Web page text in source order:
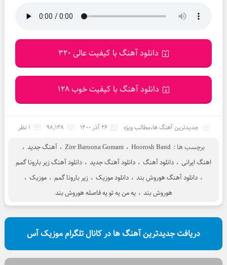
دانلود آهنگ با کیفیت عالی 320
دانلود آهنگ با کیفیت خوب 128
جدیدترین آهنگ ها،مطالب ویژه 26 آذر 1400 98,138 1 نظر
برچسب ها : Hoorosh Band ، Zire Baroona Gomam ، آهنگ جدید ،
اهنگ ایرانی ، دانلود آهنگ ، دانلود آهنگ جدید ، دانلود آهنگ زیر بارونا گمم
، دانلود آهنگ هوروش بند ، دانلود موزیک ، زیر بارونا گمم ، موزیک ،
هوروش بند ، یه من یه تو یه فاصله هوروش بند
دریافت جدیدترین آهنگ ها در کانال تلگرام موزیک آس